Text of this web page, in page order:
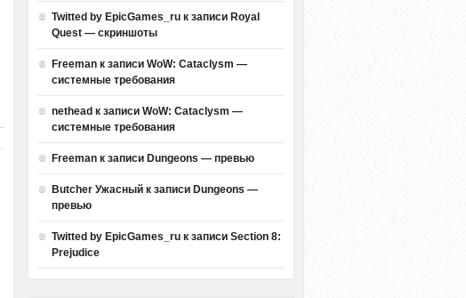
Twitted by EpicGames_ru к записи Royal
Quest — скриншоты
Freeman к записи WoW: Cataclysm —
системные требования
nethead к записи WoW: Cataclysm —
системные требования
Freeman к записи Dungeons — превью
Butcher Ужасный к записи Dungeons —
превью
Twitted by EpicGames_ru к записи Section 8:
Prejudice